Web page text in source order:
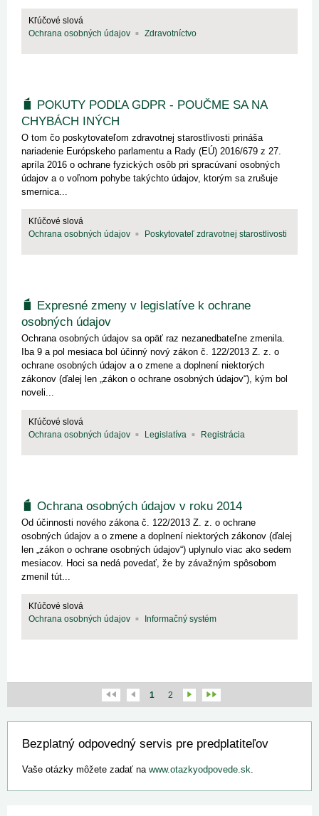
Kľúčové slová
Ochrana osobných údajov
Zdravotníctvo
POKUTY PODĽA GDPR - POUČME SA NA
CHYBÁCH INÝCH
O tom čo poskytovateľom zdravotnej starostlivosti prináša
nariadenie Európskeho parlamentu a Rady (EÚ) 2016/679 z 27.
apríla 2016 o ochrane fyzických osôb pri spracúvaní osobných
údajov a o voľnom pohybe takýchto údajov, ktorým sa zrušuje
smernica...
Kľúčové slová
Ochrana osobných údajov
Poskytovateľ zdravotnej starostlivosti
Expresné zmeny v legislatíve k ochrane
osobných údajov
Ochrana osobných údajov sa opäť raz nezanedbateľne zmenila.
Iba 9 a pol mesiaca bol účinný nový zákon č. 122/2013 Z. z. o
ochrane osobných údajov a o zmene a doplnení niektorých
zákonov (ďalej len „zákon o ochrane osobných údajov“), kým bol
noveli...
Kľúčové slová
Ochrana osobných údajov
Legislatíva Registrácia
Ochrana osobných údajov v roku 2014
Od účinnosti nového zákona č. 122/2013 Z. z. o ochrane
osobných údajov a o zmene a doplnení niektorých zákonov (ďalej
len „zákon o ochrane osobných údajov“) uplynulo viac ako sedem
mesiacov. Hoci sa nedá povedať, že by závažným spôsobom
zmenil tút...
Kľúčové slová
Ochrana osobných údajov
Informačný systém
1 2
Bezplatný odpovedný servis pre predplatiteľov
Vaše otázky môžete zadať na www.otazkyodpovede.sk.